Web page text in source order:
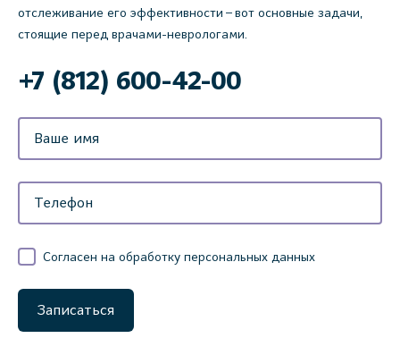
отслеживание его эффективности – вот основные задачи,
стоящие перед врачами-неврологами.
‌+7 (812) 600-42-00
Согласен на обработку персональных данных
Записаться